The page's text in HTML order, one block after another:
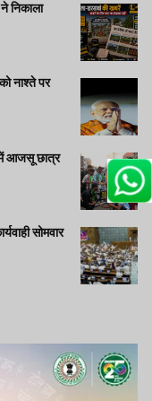
निकाला
नाश्ते पर
आजसू छात्र
सोमवार